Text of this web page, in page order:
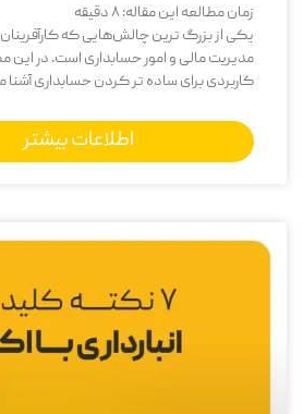
زمان مطالعه این مقاله:8دقیقه
یکی از بزرگ‌ ترین چالش‌هایی که
کاربردی برای ساده تر کردن حسابداری
اطلاعات بیشتر